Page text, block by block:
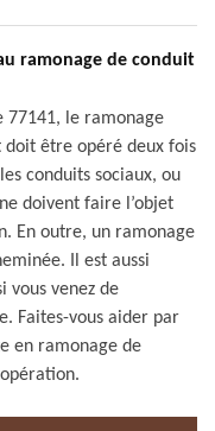
ramonage de conduit
77141, le ramonage
être opéré deux fois
conduits sociaux, ou
doivent faire l’objet
En outre, un ramonage
Il est aussi
vous venez de
Faites-vous aider par
en ramonage de